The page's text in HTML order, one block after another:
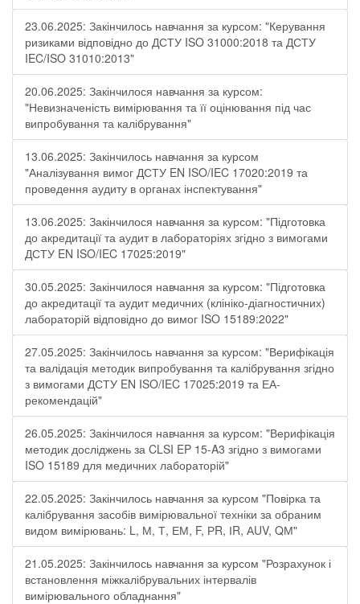
23.06.2025: Закінчилось навчання за курсом: "Керування
ризиками відповідно до ДСТУ ISO 31000:2018 та ДСТУ
IEC/ISO 31010:2013"
20.06.2025: Закінчилося навчання за курсом:
"Невизначеність вимірювання та її оцінювання під час
випробування та калібрування"
13.06.2025: Закінчилось навчання за курсом
"Аналізування вимог ДСТУ EN ISO/IEC 17020:2019 та
проведення аудиту в органах інспектування"
13.06.2025: Закінчилося навчання за курсом: "Підготовка
до акредитації та аудит в лабораторіях згідно з вимогами
ДСТУ EN ISO/IEC 17025:2019"
30.05.2025: Закінчилося навчання за курсом: "Підготовка
до акредитації та аудит медичних (клініко-діагностичних)
лабораторій відповідно до вимог ISO 15189:2022"
27.05.2025: Закінчилось навчання за курсом: "Верифікація
та валідація методик випробування та калібрування згідно
з вимогами ДСТУ EN ISO/IEC 17025:2019 та ЕА-
рекомендацій"
26.05.2025: Закінчилося навчання за курсом: "Верифікація
методик досліджень за CLSI EP 15-A3 згідно з вимогами
ISO 15189 для медичних лабораторій"
22.05.2025: Закінчилось навчання за курсом "Повірка та
калібрування засобів вимірювальної техніки за обраним
видом вимірювань: L, М, Т, ЕМ, F, РR, ІR, АUV, QМ"
21.05.2025: Закінчилось навчання за курсом "Розрахунок і
встановлення міжкалібрувальних інтервалів
вимірювального обладнання"